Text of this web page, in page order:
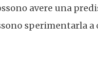
avere una
sperimentarla